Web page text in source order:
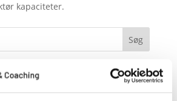
kapaciteter.
Søg